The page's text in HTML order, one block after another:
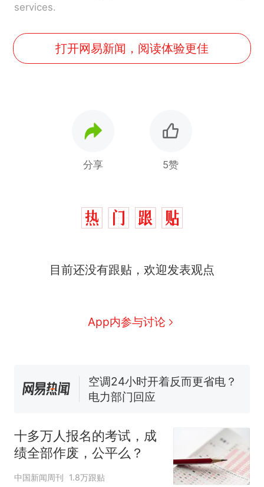
services.
打开网易新闻，阅读体验更佳
分享 5赞
目前还没有跟贴，欢迎发表观点
App内参与讨论
全部作废，公平么？
国大使骑行绕了几乎整个国境
线一圈，还曾两次到中国寻根
搬家报价570元，搬到楼下交
空调24小时开着反而更省电？
电力部门回应
的抢着买
热
十多万人报名的考试，成绩
全部作废，公平么？
十多万人报名的考试，成
绩全部作废，公平么？
中国新闻周刊 1.8万跟贴